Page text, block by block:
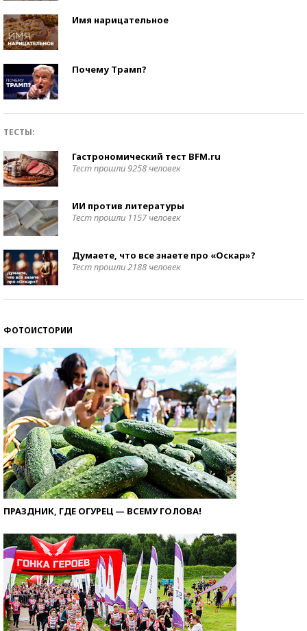
Имя нарицательное
Почему Трамп?
ТЕСТЫ:
Гастрономический тест BFM.ru
Тест прошли 9258 человек
ИИ против литературы
Тест прошли 1157 человек
Думаете, что все знаете про «Оскар»?
Тест прошли 2188 человек
ФОТОИСТОРИИ
ПРАЗДНИК, ГДЕ ОГУРЕЦ — ВСЕМУ ГОЛОВА!